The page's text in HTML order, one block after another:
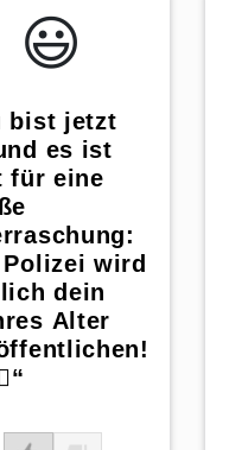
😃️
bist jetzt
es ist
für eine
Polizei wird
dein
Alter